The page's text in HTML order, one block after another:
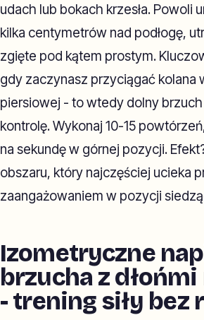
udach lub bokach krzesła. Powoli
kilka centymetrów nad podłogę,
zgięte pod kątem prostym.
gdy zaczynasz przyciągać kolana
piersiowej - to wtedy dolny
kontrolę. Wykonaj 10-15
na sekundę w górnej pozycji.
obszaru, który najczęściej ucieka
zaangażowaniem w pozycji
Izometryczne
brzucha z
- trening siły bez